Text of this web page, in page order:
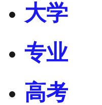
大学
专业
高考